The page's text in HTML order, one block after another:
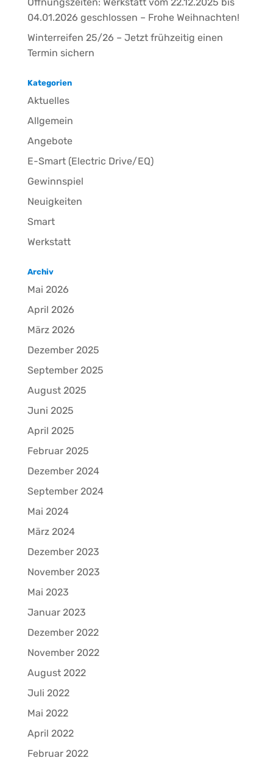
04.01.2026 geschlossen – Frohe Weihnachten!
Winterreifen 25/26 – Jetzt frühzeitig einen
Termin sichern
Kategorien
Aktuelles
Allgemein
Angebote
E-Smart (Electric Drive/EQ)
Gewinnspiel
Neuigkeiten
Smart
Werkstatt
Archiv
Mai 2026
April 2026
März 2026
Dezember 2025
September 2025
August 2025
Juni 2025
April 2025
Februar 2025
Dezember 2024
September 2024
Mai 2024
März 2024
Dezember 2023
November 2023
Mai 2023
Januar 2023
Dezember 2022
November 2022
August 2022
Juli 2022
Mai 2022
April 2022
Februar 2022